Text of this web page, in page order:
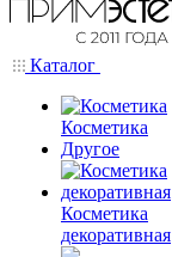
Каталог
Косметика
Другое
Косметика
декоративная